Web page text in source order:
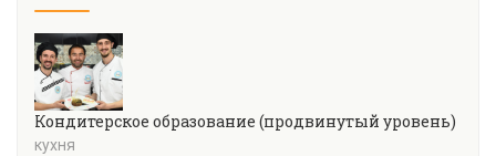
Кондитерское образование (продвинутый уровень)
кухня